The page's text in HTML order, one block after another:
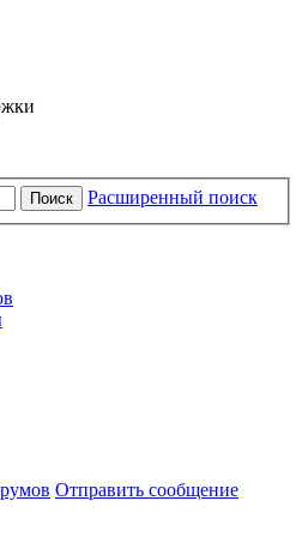
Поиск Расширенный поиск
Отправить сообщение